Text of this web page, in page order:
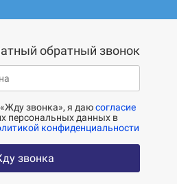
обратный звонок
звонка», я даюсогласие
персональных данных в
конфиденциальности
звонка